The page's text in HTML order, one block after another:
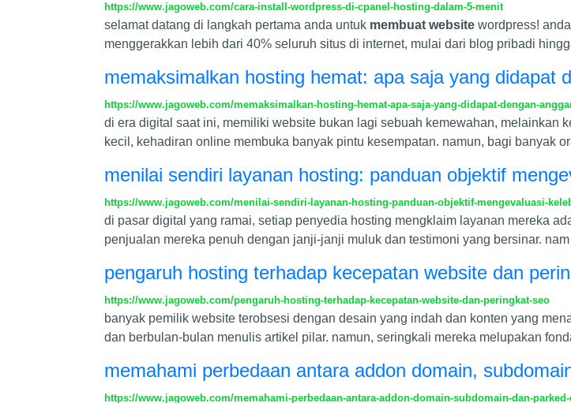
https://www.jagoweb.com/cara-install-wordpress-di-cpanel-hosting-dalam-5-menit
selamat datang di langkah pertama anda untuk membuat website wordpress!
menggerakkan lebih dari 40% seluruh situs di internet, mulai dari blog pribadi
memaksimalkan hosting hemat: apa saja yang didapat
https://www.jagoweb.com/memaksimalkan-hosting-hemat-apa-saja-yang-didapat-dengan-
di era digital saat ini, memiliki website bukan lagi sebuah kemewahan, melainkan
kecil, kehadiran online membuka banyak pintu kesempatan. namun, bagi banyak
menilai sendiri layanan hosting: panduan objektif
https://www.jagoweb.com/menilai-sendiri-layanan-hosting-panduan-objektif-mengevaluasi-
di pasar digital yang ramai, setiap penyedia hosting mengklaim layanan mereka
penjualan mereka penuh dengan janji-janji muluk dan testimoni yang bersinar. nam
pengaruh hosting terhadap kecepatan website dan
https://www.jagoweb.com/pengaruh-hosting-terhadap-kecepatan-website-dan-peringkat-seo
banyak pemilik website terobsesi dengan desain yang indah dan konten yang
dan berbulan-bulan menulis artikel pilar. namun, seringkali mereka melupakan
memahami perbedaan antara addon domain,
https://www.jagoweb.com/memahami-perbedaan-antara-addon-domain-subdomain-dan-